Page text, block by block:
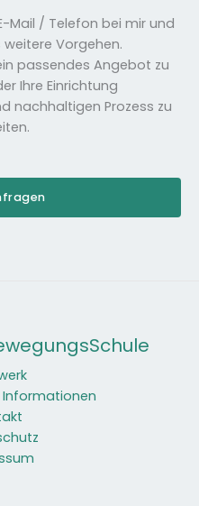
Mail / Telefon bei mir und
Vorgehen.
passendes Angebot zu
Ihre Einrichtung
nachhaltigen Prozess zu